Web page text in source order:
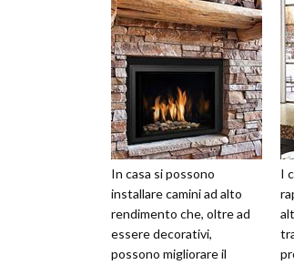
In casa si possono
installare camini ad alto
rendimento che, oltre ad
essere decorativi,
possono migliorare il
I